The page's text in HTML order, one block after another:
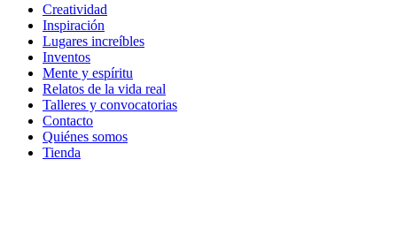
Creatividad
Inspiración
Lugares increíbles
Inventos
Mente y espíritu
Relatos de la vida real
Talleres y convocatorias
Contacto
Quiénes somos
Tienda